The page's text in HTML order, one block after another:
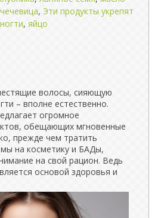
чечевица, Эти продукты укрепят
, яйцо
волосы, сияющую
– вполне естественно.
огромное
обещающих мгновенные
прежде чем тратить
на косметику и БАДы,
на свой рацион. Ведь
основой здоровья и